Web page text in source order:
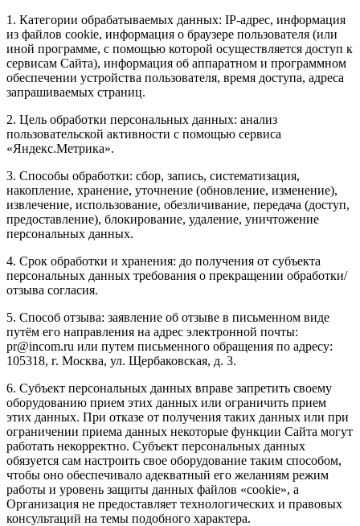
1. Категории обрабатываемых данных: IP-адрес, информация
из файлов cookie, информация о браузере пользователя (или
иной программе, с помощью которой осуществляется доступ к
сервисам Сайта), информация об аппаратном и программном
обеспечении устройства пользователя, время доступа, адреса
запрашиваемых страниц.
2. Цель обработки персональных данных: анализ
пользовательской активности с помощью сервиса
«Яндекс.Метрика».
3. Способы обработки: сбор, запись, систематизация,
накопление, хранение, уточнение (обновление, изменение),
извлечение, использование, обезличивание, передача (доступ,
предоставление), блокирование, удаление, уничтожение
персональных данных.
4. Срок обработки и хранения: до получения от субъекта
персональных данных требования о прекращении обработки/
отзыва согласия.
5. Способ отзыва: заявление об отзыве в письменном виде
путём его направления на адрес электронной почты:
pr@incom.ru или путем письменного обращения по адресу:
105318, г. Москва, ул. Щербаковская, д. 3.
6. Субъект персональных данных вправе запретить своему
оборудованию прием этих данных или ограничить прием
этих данных. При отказе от получения таких данных или при
ограничении приема данных некоторые функции Сайта могут
работать некорректно. Субъект персональных данных
обязуется сам настроить свое оборудование таким способом,
чтобы оно обеспечивало адекватный его желаниям режим
работы и уровень защиты данных файлов «cookie», а
Организация не предоставляет технологических и правовых
консультаций на темы подобного характера.